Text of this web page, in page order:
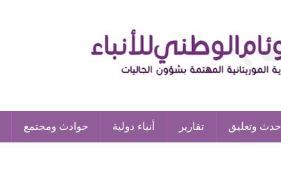
حدث وتعليق تقارير أنباء دولية حوادث ومجتمع